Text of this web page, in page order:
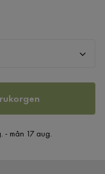
- mån 17 aug.